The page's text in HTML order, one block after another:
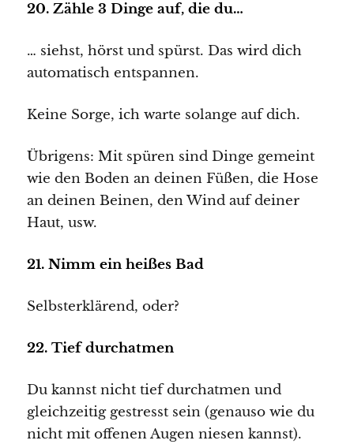
20. Zähle 3 Dinge auf, die du…
… siehst, hörst und spürst. Das wird dich
automatisch entspannen.
Keine Sorge, ich warte solange auf dich.
Übrigens: Mit spüren sind Dinge gemeint
wie den Boden an deinen Füßen, die Hose
an deinen Beinen, den Wind auf deiner
Haut, usw.
21. Nimm ein heißes Bad
Selbsterklärend, oder?
22. Tief durchatmen
Du kannst nicht tief durchatmen und
gleichzeitig gestresst sein (genauso wie du
nicht mit offenen Augen niesen kannst).